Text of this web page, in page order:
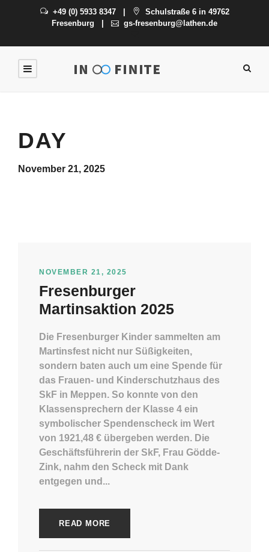
+49 (0) 5933 8347|
Schulstraße 6 in 49762
Fresenburg
gs-fresenburg@lathen.de
DAY
November 21, 2025
NOVEMBER 21, 2025
Fresenburger
Martinsaktion 2025
Die Fresenburger Kinder sammelten am
Martinsfest nicht nur Süßigkeiten,
sondern baten auch um eine Spende für
das Frauen- und Kinderschutzhaus des
SkF in Meppen. So konnte von den
Klassensprechern der Klasse 4 ein
symbolischer Spendenscheck im Wert
von 1921,48 € übergeben werden. Die
Geschäftsführerin der SkF, Frau Gödde-
Zink, nahm den Scheck mit Dank
entgegen und...
READ MORE